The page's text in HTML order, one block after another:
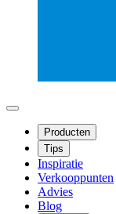
Producten
Tips
Inspiratie
Verkooppunten
Advies
Blog